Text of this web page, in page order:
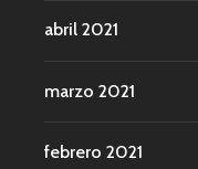
abril 2021
marzo 2021
febrero 2021